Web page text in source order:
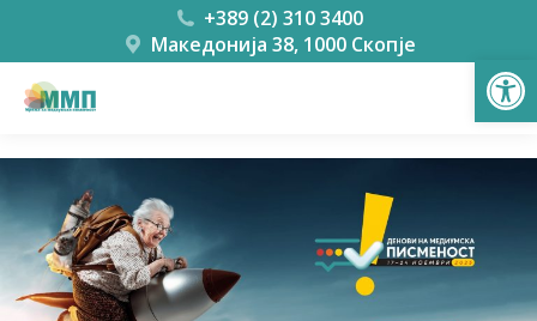
+389 (2) 310 3400
Македонија 38, 1000 Скопје